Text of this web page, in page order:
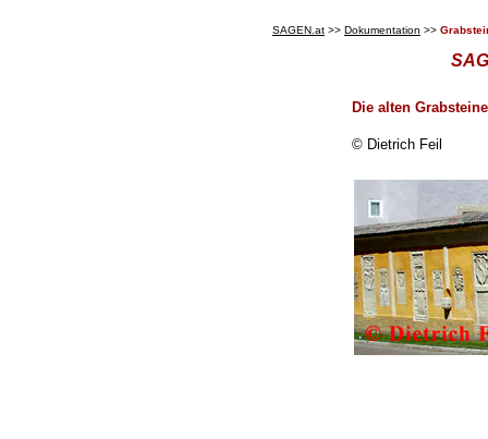
SAGEN.at >> Dokumentation >>
Die alten
© Dietrich Feil